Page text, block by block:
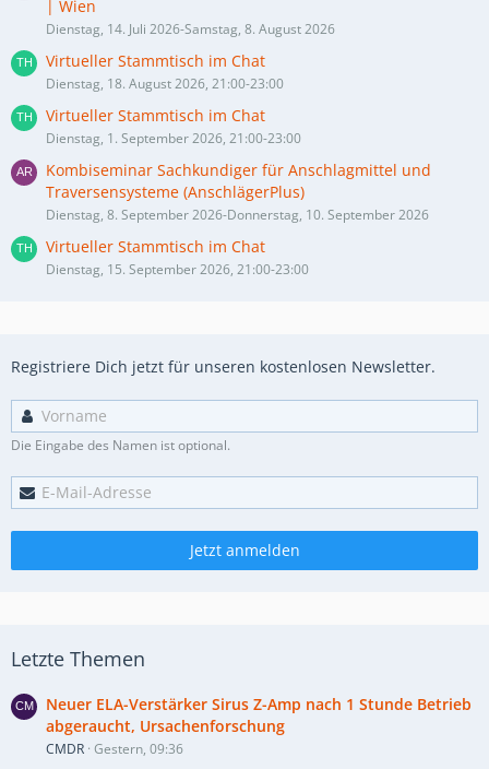
| Wien
Dienstag, 14. Juli 2026-Samstag, 8. August 2026
Virtueller Stammtisch im Chat
Dienstag, 18. August 2026, 21:00-23:00
Virtueller Stammtisch im Chat
Dienstag, 1. September 2026, 21:00-23:00
Kombiseminar Sachkundiger für Anschlagmittel und
Traversensysteme (AnschlägerPlus)
Dienstag, 8. September 2026-Donnerstag, 10. September 2026
Virtueller Stammtisch im Chat
Dienstag, 15. September 2026, 21:00-23:00
Registriere Dich jetzt für unseren kostenlosen Newsletter.
Die Eingabe des Namen ist optional.
Jetzt anmelden
Letzte Themen
Neuer ELA-Verstärker Sirus Z-Amp nach 1 Stunde Betrieb
abgeraucht, Ursachenforschung
CMDR Gestern, 09:36